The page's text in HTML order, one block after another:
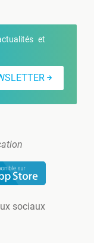
et
sociaux